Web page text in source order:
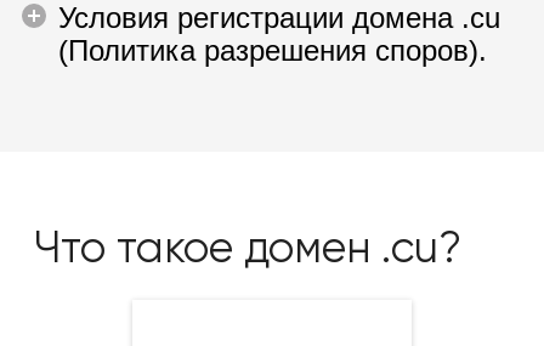
Условия регистрации домена .cu
(Политика разрешения споров).
Что такое домен .cu?